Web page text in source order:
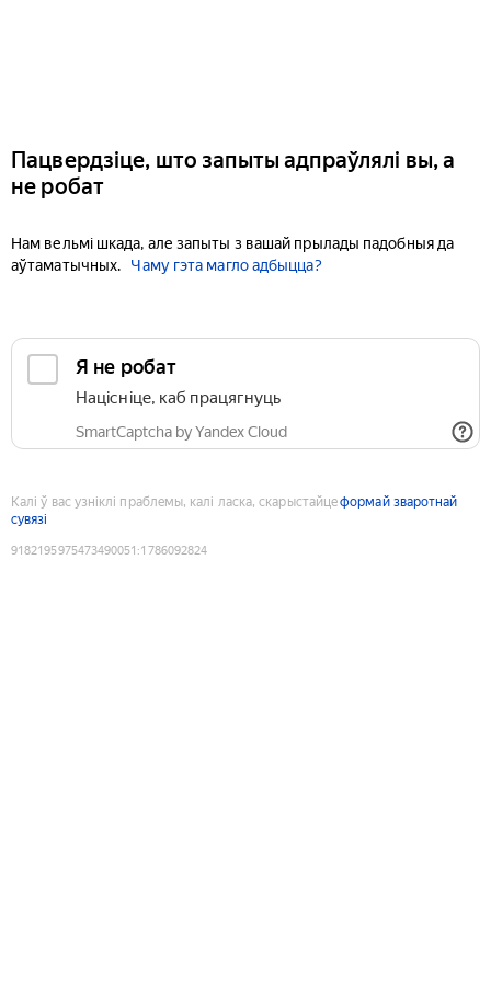
Пацвердзіце, што запыты адпраўлялі вы, а
не робат
Нам вельмі шкада, але запыты з вашай прылады падобныя да
аўтаматычных.
Чаму гэта магло адбыцца?
Я не робат
Націсніце, каб працягнуць
SmartCaptcha by Yandex Cloud
Калі ў вас узніклі праблемы, калі ласка, скарыстайцеформай зваротнай
сувязі
9182195975473490051 :1786092824